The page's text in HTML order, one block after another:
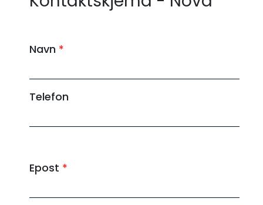
d
e
s
e
Navn *
Telefon
Epost *